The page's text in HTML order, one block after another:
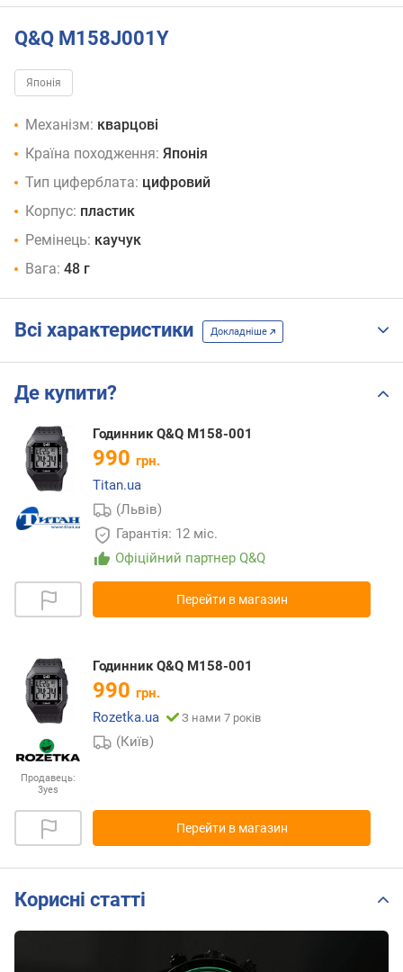
Q&Q M158J001Y
Японія
Механізм: кварцові
Країна походження: Японія
Тип циферблата: цифровий
Корпус: пластик
Ремінець: каучук
Вага: 48 г
Всі характеристики Докладніше
Де купити?
Годинник Q&Q M158-001
990 грн.
Titan.ua
(Львів)
Гарантія: 12 міс.
Офіційний партнер Q&Q
Перейти в магазин
Продавець:
3yes
Годинник Q&Q M158-001
990 грн.
Rozetka.ua
З нами 7 років
(Київ)
Перейти в магазин
Корисні статті